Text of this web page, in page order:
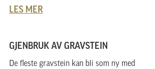
Black.
LES MER
GJENBRUK AV GRAVSTEIN
De fleste gravstein kan bli som ny med